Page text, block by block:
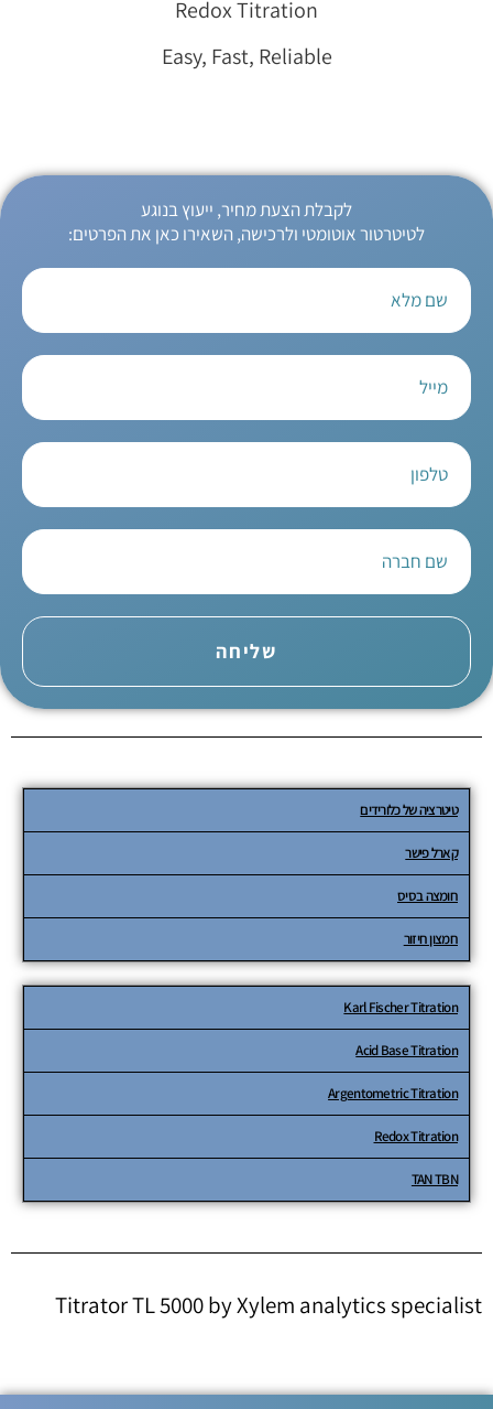
Redox Titration
Easy, Fast, Reliable
לקבלת הצעת מחיר, ייעוץ בנוגע
לטיטרטור אוטומטי ולרכישה, השאירו כאן את הפרטים:
שליחה
טיטרציה של כלורידים
קארל פישר
חומצה בסיס
חמצון חיזור
Karl Fischer Titration
Acid Base Titration
Argentometric Titration
Redox Titration
TAN TBN
Titrator TL 5000 by Xylem analytics specialist